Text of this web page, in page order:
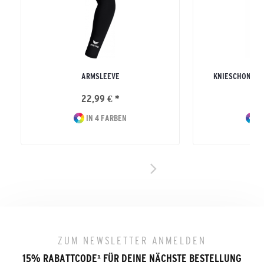
ARMSLEEVE
22,99 € *
IN 4 FARBEN
KNIESCHONER
ZUM NEWSLETTER ANMELDEN
15% RABATTCODE¹ FÜR DEINE NÄCHSTE BESTELLUNG